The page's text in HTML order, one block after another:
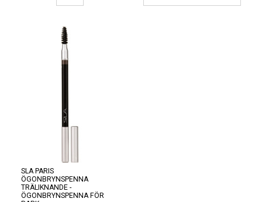
SLA PARIS
ÖGONBRYNSPENNA
TRÄLIKNANDE -
ÖGONBRYNSPENNA FÖR